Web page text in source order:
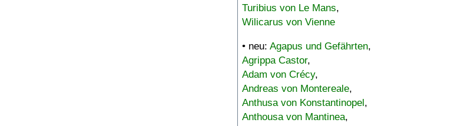
Turibius von Le Mans,
Wilicarus von Vienne
• neu: Agapus und Gefährten,
Agrippa Castor,
Adam von Crécy,
Andreas von Montereale,
Anthusa von Konstantinopel,
Anthousa von Mantinea,